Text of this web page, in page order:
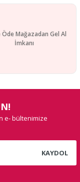
Mağazadan Gel Al
İmkanı
e- bültenimize
KAYDOL